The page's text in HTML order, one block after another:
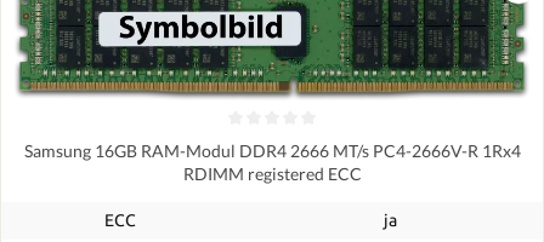
Samsung 16GB RAM-Modul DDR4 2666 MT/s PC4-2666V-R 1Rx4
RDIMM registered ECC
ECC
ja